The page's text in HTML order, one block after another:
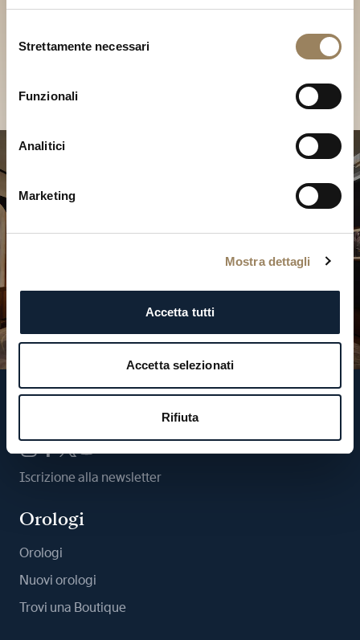
delStrettamente necessari
Funzionali
Analitici
Marketing
Mostra dettagli
Accetta tutti
Accetta selezionati
Rifiuta
Scopri le nostre collezioni in
Boutique
Iscrizione alla newsletter
Orologi
Orologi
Nuovi orologi
Trovi una Boutique